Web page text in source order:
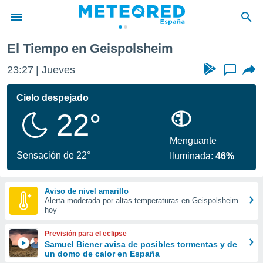
de
por
se
calidad.
a este
las
y
forma
digital
basada
El Tiempo en Geispolsheim
23:27 Jueves ...
Cielo despejado
22°
Sensación de 22°
Menguante
Iluminada:46%
Aviso de nivel amarillo
Alerta moderada por altas temperaturas en Geispolsheim
hoy
Previsión para el eclipse
Samuel Biener avisa de posibles tormentas y de
un domo de calor en España